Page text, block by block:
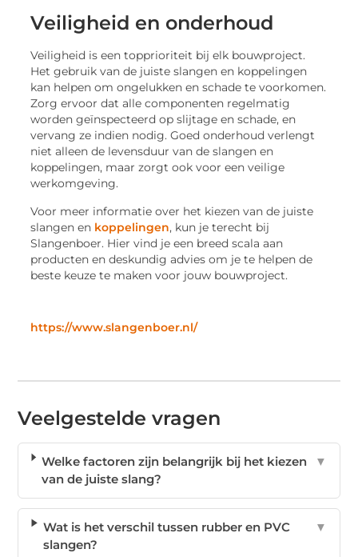
Veiligheid en onderhoud
Veiligheid is een topprioriteit bij elk bouwproject.
Het gebruik van de juiste slangen en koppelingen
kan helpen om ongelukken en schade te voorkomen.
Zorg ervoor dat alle componenten regelmatig
worden geïnspecteerd op slijtage en schade, en
vervang ze indien nodig. Goed onderhoud verlengt
niet alleen de levensduur van de slangen en
koppelingen, maar zorgt ook voor een veilige
werkomgeving.
Voor meer informatie over het kiezen van de juiste
slangen en koppelingen, kun je terecht bij
Slangenboer. Hier vind je een breed scala aan
producten en deskundig advies om je te helpen de
beste keuze te maken voor jouw bouwproject.
https://www.slangenboer.nl/
Veelgestelde vragen
Welke factoren zijn belangrijk bij het kiezen
van de juiste slang?
▼
Wat is het verschil tussen rubber en PVC
slangen?
▼